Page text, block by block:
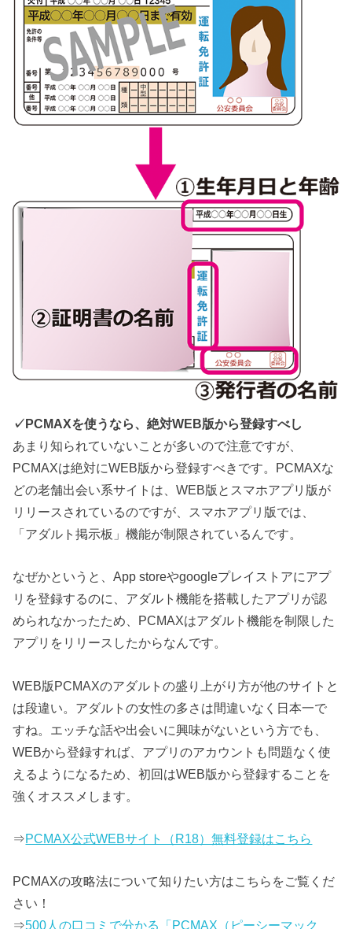
✓PCMAXを使うなら、絶対WEB版から登録すべし
あまり知られていないことが多いので注意ですが、
PCMAXは絶対にWEB版から登録すべきです。PCMAXな
どの老舗出会い系サイトは、WEB版とスマホアプリ版が
リリースされているのですが、スマホアプリ版では、
「アダルト掲示板」機能が制限されているんです。
なぜかというと、App storeやgoogleプレイストアにアプ
リを登録するのに、アダルト機能を搭載したアプリが認
められなかったため、PCMAXはアダルト機能を制限した
アプリをリリースしたからなんです。
WEB版PCMAXのアダルトの盛り上がり方が他のサイトと
は段違い。アダルトの女性の多さは間違いなく日本一で
すね。エッチな話や出会いに興味がないという方でも、
WEBから登録すれば、アプリのアカウントも問題なく使
えるようになるため、初回はWEB版から登録することを
強くオススメします。
⇒PCMAX公式WEBサイト（R18）無料登録はこちら
PCMAXの攻略法について知りたい方はこちらをご覧くだ
さい！
⇒500人の口コミで分かる「PCMAX（ピーシーマック